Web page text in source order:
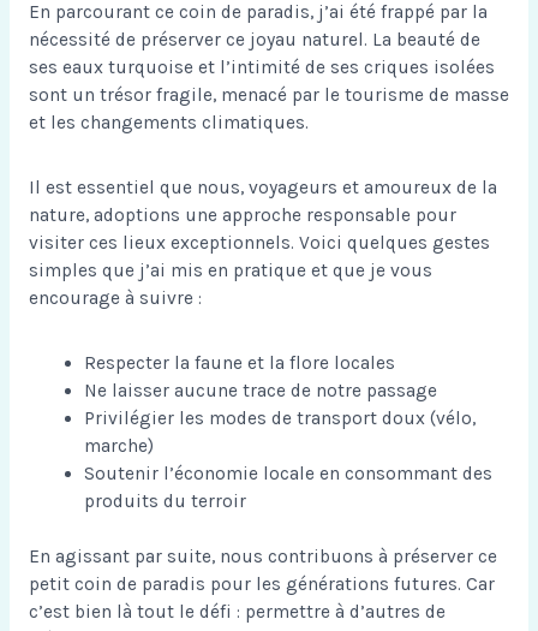
En parcourant ce coin de paradis, j’ai été frappé par la
nécessité de préserver ce joyau naturel. La beauté de
ses eaux turquoise et l’intimité de ses criques isolées
sont un trésor fragile, menacé par le tourisme de masse
et les changements climatiques.
Il est essentiel que nous, voyageurs et amoureux de la
nature, adoptions une approche responsable pour
visiter ces lieux exceptionnels. Voici quelques gestes
simples que j’ai mis en pratique et que je vous
encourage à suivre :
Respecter la faune et la flore locales
Ne laisser aucune trace de notre passage
Privilégier les modes de transport doux (vélo,
marche)
Soutenir l’économie locale en consommant des
produits du terroir
En agissant par suite, nous contribuons à préserver ce
petit coin de paradis pour les générations futures. Car
c’est bien là tout le défi : permettre à d’autres de